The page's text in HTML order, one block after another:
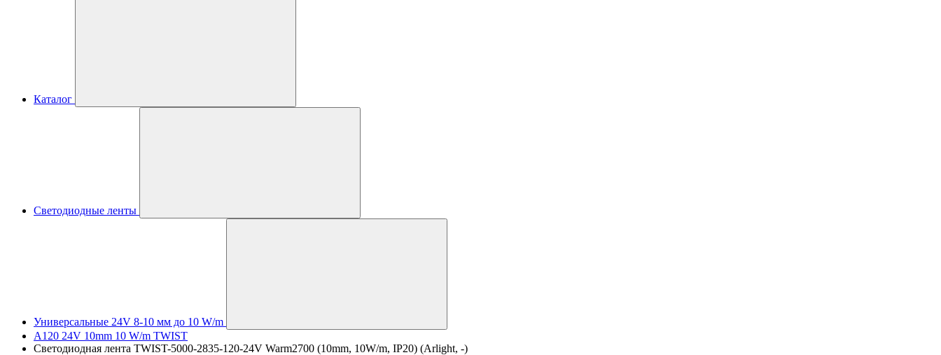
Каталог
Светодиодные ленты
Универсальные 24V 8-10 мм до 10 W/m
A120 24V 10mm 10 W/m TWIST
Светодиодная лента TWIST-5000-2835-120-24V Warm2700 (10mm, 10W/m, IP20) (Arlight, -)